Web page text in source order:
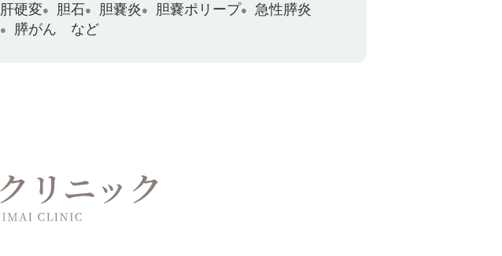
肝硬変 胆石 胆嚢炎 胆嚢ポリープ
急性膵炎
膵がん など